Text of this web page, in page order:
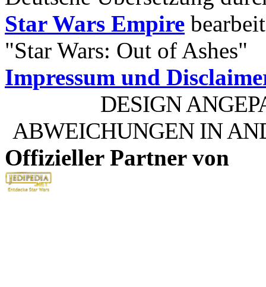
Star Wars Empire
"Star Wars: Out of Ashes"
Impressum und
DESIGN
ABWEICHUNGEN IN
Offizieller Partner von